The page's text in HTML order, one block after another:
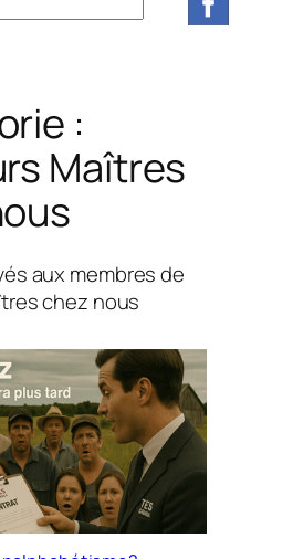
:
Maîtres
aux membres de
chez nous